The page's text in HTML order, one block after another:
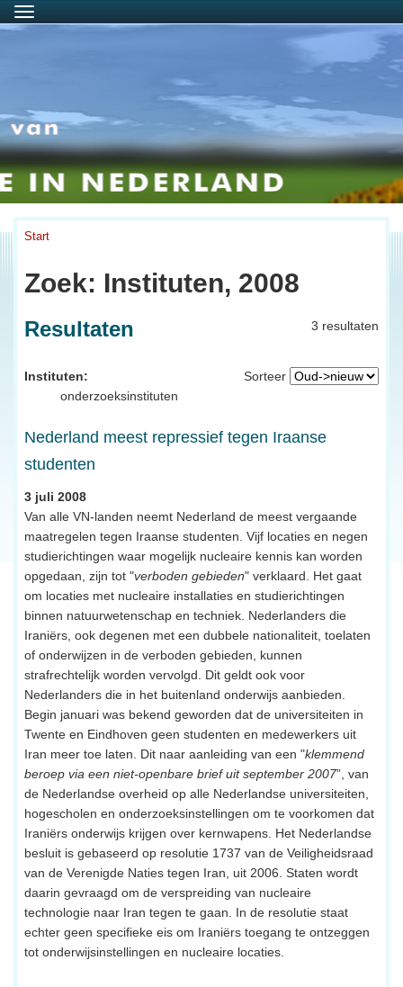
Menu
Start
Zoek: Instituten, 2008
3 resultaten
Resultaten
Sorteer
Instituten:
onderzoeksinstituten
Nederland meest repressief tegen Iraanse
studenten
3 juli 2008
Van alle VN-landen neemt Nederland de meest vergaande
maatregelen tegen Iraanse studenten. Vijf locaties en negen
studierichtingen waar mogelijk nucleaire kennis kan worden
opgedaan, zijn tot "verboden gebieden" verklaard. Het gaat
om locaties met nucleaire installaties en studierichtingen
binnen natuurwetenschap en techniek. Nederlanders die
Iraniërs, ook degenen met een dubbele nationaliteit, toelaten
of onderwijzen in de verboden gebieden, kunnen
strafrechtelijk worden vervolgd. Dit geldt ook voor
Nederlanders die in het buitenland onderwijs aanbieden.
Begin januari was bekend geworden dat de universiteiten in
Twente en Eindhoven geen studenten en medewerkers uit
Iran meer toe laten. Dit naar aanleiding van een "klemmend
beroep via een niet-openbare brief uit september 2007”, van
de Nederlandse overheid op alle Nederlandse universiteiten,
hogescholen en onderzoeksinstellingen om te voorkomen dat
Iraniërs onderwijs krijgen over kernwapens. Het Nederlandse
besluit is gebaseerd op resolutie 1737 van de Veiligheidsraad
van de Verenigde Naties tegen Iran, uit 2006. Staten wordt
daarin gevraagd om de verspreiding van nucleaire
technologie naar Iran tegen te gaan. In de resolutie staat
echter geen specifieke eis om Iraniërs toegang te ontzeggen
tot onderwijsinstellingen en nucleaire locaties.